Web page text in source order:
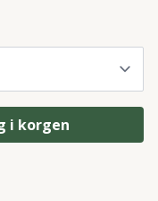
i korgen